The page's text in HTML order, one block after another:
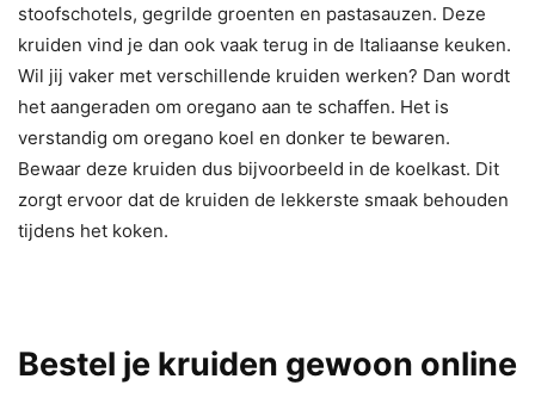
stoofschotels, gegrilde groenten en pastasauzen. Deze
kruiden vind je dan ook vaak terug in de Italiaanse keuken.
Wil jij vaker met verschillende kruiden werken? Dan wordt
het aangeraden om oregano aan te schaffen. Het is
verstandig om oregano koel en donker te bewaren.
Bewaar deze kruiden dus bijvoorbeeld in de koelkast. Dit
zorgt ervoor dat de kruiden de lekkerste smaak behouden
tijdens het koken.
Bestel je kruiden gewoon online